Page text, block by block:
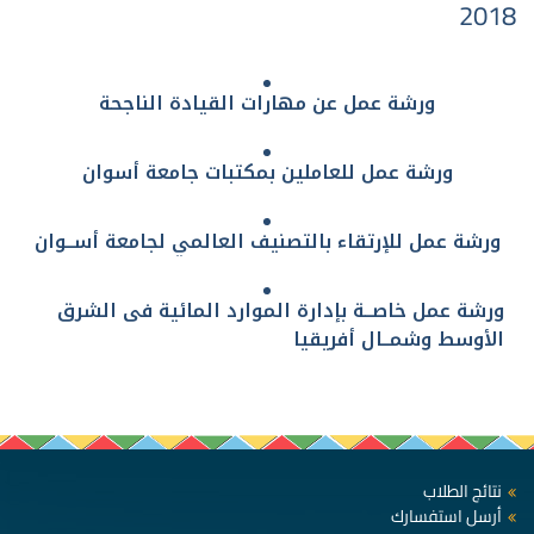
2018
ورشة عمل عن مهارات القيادة الناجحة
ورشة عمل للعاملين بمكتبات جامعة أسوان
ورشة عمل للإرتقاء بالتصنيف العالمي لجامعة أســوان
ورشة عمل خاصــة بإدارة الموارد المائية فى الشرق
الأوسط وشمــال أفريقيا
نتائج الطلاب
أرسل استفسارك